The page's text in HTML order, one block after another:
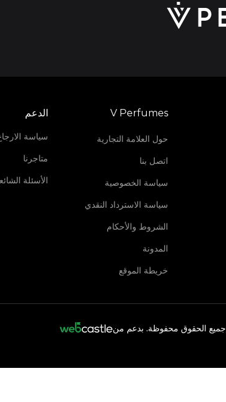
V Perfumes
حول العلامة التجارية
اتصل بنا
سياسة الخصوصية
سياسة الاسترداد النقدي
الشروط والأحكام
المدونة
خريطة الموقع
الدعم
سياسة
متاجرنا
الأسئلة
جميع الحقوق محفوظة. بدعم من